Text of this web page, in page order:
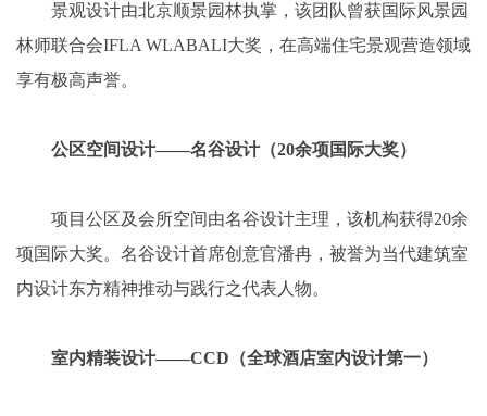
景观设计由北京顺景园林执掌，该团队曾获国际风景园
林师联合会IFLA WLABALI大奖，在高端住宅景观营造领域
享有极高声誉。
公区空间设计——名谷设计（20余项国际大奖）
项目公区及会所空间由名谷设计主理，该机构获得20余
项国际大奖。名谷设计首席创意官潘冉，被誉为当代建筑室
内设计东方精神推动与践行之代表人物。
室内精装设计——CCD（全球酒店室内设计第一）